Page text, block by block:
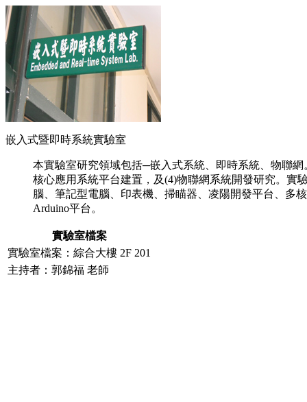
嵌入式暨即時系統實驗室
本實驗室研究領域包括─嵌入式系統、即時系統、物聯
核心應用系統平台建置，及(4)物聯網系統開發研究。實
腦、筆記型電腦、印表機、掃瞄器、凌陽開發平台、多
Arduino平台。
實驗室檔案
實驗室檔案：綜合大樓 2F 201
主持者：郭錦福 老師